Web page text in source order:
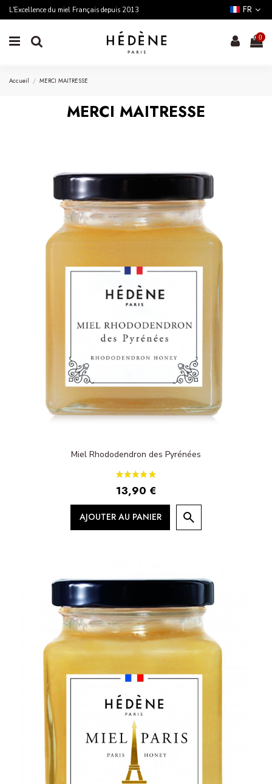
L'Excellence du miel Français depuis 2013 FR
0
Accueil MERCI MAITRESSE
MERCI MAITRESSE
Miel Rhododendron des Pyrénées
13,90 €
AJOUTER AU PANIER